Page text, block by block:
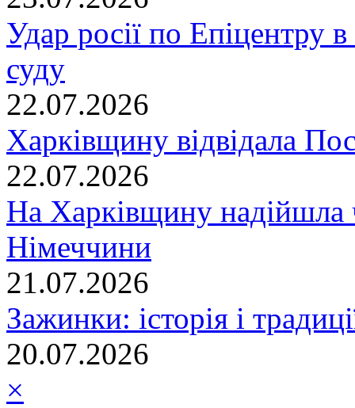
Удар росії по Епіцентру
суду
22.07.2026
Харківщину відвідала
22.07.2026
На Харківщину надійшла
Німеччини
21.07.2026
Зажинки: історія і
20.07.2026
×